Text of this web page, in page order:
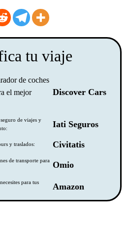
tu viaje
de coches
el mejor
Discover Cars
de viajes y
Iati Seguros
y traslados: Civitatis
de transporte para Omio
para tus
Amazon